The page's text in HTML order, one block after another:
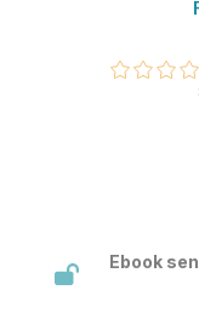
Ebook